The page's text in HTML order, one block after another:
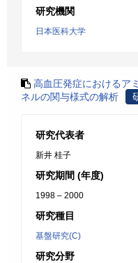
研究機関
日本医科大学
高血圧発症におけるア
ネルの関与様式の解析
研究代表者
新井 桂子
研究期間 (年度)
1998 – 2000
研究種目
基盤研究(C)
研究分野